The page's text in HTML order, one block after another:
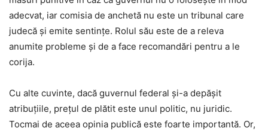
adecvat, iar comisia de anchetă nu este un tribunal care
judecă și emite sentințe. Rolul său este de a releva
anumite probleme și de a face recomandări pentru a le
corija.
Cu alte cuvinte, dacă guvernul federal și-a depășit
atribuțiile, prețul de plătit este unul politic, nu juridic.
Tocmai de aceea opinia publică este foarte importantă. Or,